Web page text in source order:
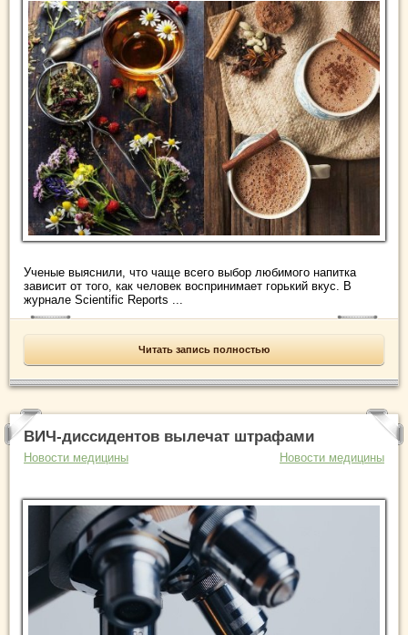
Ученые выяснили, что чаще всего выбор любимого напитка
зависит от того, как человек воспринимает горький вкус. В
журнале Scientific Reports ...
Читать запись полностью
ВИЧ-диссидентов вылечат штрафами
Новости медицины Новости медицины